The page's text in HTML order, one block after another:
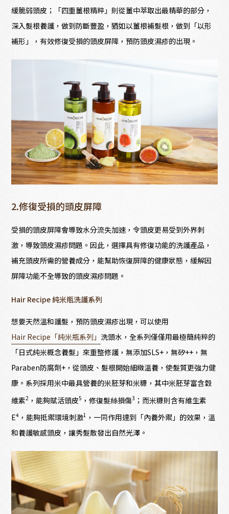
緩脆弱頭皮；「四重薑根精粹」則從薑中萃取出最精華的部分，
深入髮根養護，做到防斷豐盈，猶如以薑根補髮根，做到「以形
補形」，有效修復受損的頭皮屏障，預防頭皮濕疹的出現。
2.修復受損的頭皮屏障
受損的頭皮屏障會導致水分流失加速，令頭皮更易受到外界刺
激，導致頭皮濕疹問題。因此，選擇具有修復功能的洗護產品，
補充頭皮所需的營養成分，能幫助恢復屏障的健康狀態，緩解因
屏障功能不全導致的頭皮濕疹問題。
Hair Recipe 純米瓶洗護系列
想要天然溫和護髮，預防頭皮濕疹出現，可以使用
Hair Recipe「純米瓶系列」 洗頭水，全系列僅僅用最極簡純粹的
「日式純米概念養髮」來重整修護，無添加SLS+，無矽++，無
Paraben防腐劑+，從頭皮、髮根開始細緻溫養，使髮質更強力健
康。系列採用米中最具營養的米胚芽和米糠，其中米胚芽富含穀
維素2 ，能夠賦活頭皮5 ，修復髮絲損傷3 ；而米糠則含有維生素
E4 ，能夠抵禦環境刺激1 ，一同作用達到「內養外禦」的效果，溫
和養護敏感頭皮，讓秀髮散發出自然光澤。